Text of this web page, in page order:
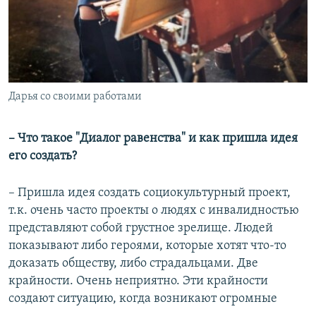
Дарья со своими работами
– Что такое "Диалог равенства" и как пришла идея
его создать?
– Пришла идея создать социокультурный проект,
т.к. очень часто проекты о людях с инвалидностью
представляют собой грустное зрелище. Людей
показывают либо героями, которые хотят что-то
доказать обществу, либо страдальцами. Две
крайности. Очень неприятно. Эти крайности
создают ситуацию, когда возникают огромные